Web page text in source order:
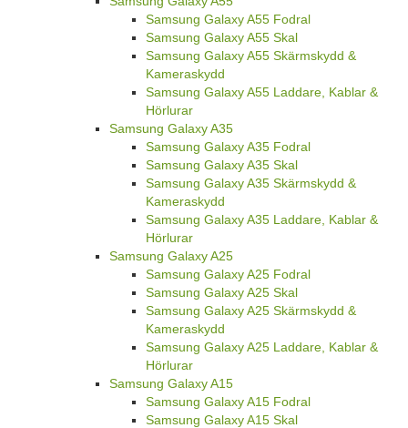
Samsung Galaxy A55 Fodral
Samsung Galaxy A55 Skal
Samsung Galaxy A55 Skärmskydd &
Kameraskydd
Samsung Galaxy A55 Laddare, Kablar &
Hörlurar
Samsung Galaxy A35
Samsung Galaxy A35 Fodral
Samsung Galaxy A35 Skal
Samsung Galaxy A35 Skärmskydd &
Kameraskydd
Samsung Galaxy A35 Laddare, Kablar &
Hörlurar
Samsung Galaxy A25
Samsung Galaxy A25 Fodral
Samsung Galaxy A25 Skal
Samsung Galaxy A25 Skärmskydd &
Kameraskydd
Samsung Galaxy A25 Laddare, Kablar &
Hörlurar
Samsung Galaxy A15
Samsung Galaxy A15 Fodral
Samsung Galaxy A15 Skal